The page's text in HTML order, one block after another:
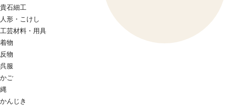
貴石細工
人形・こけし
工芸材料・用具
着物
反物
呉服
かご
縄
かんじき